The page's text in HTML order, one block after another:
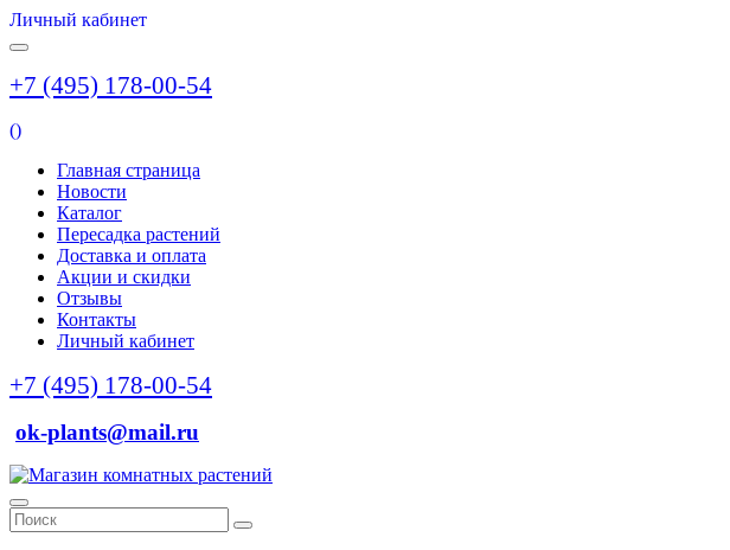
Личный кабинет
+7 (495) 178-00-54
()
Главная страница
Новости
Каталог
Пересадка растений
Доставка и оплата
Акции и скидки
Отзывы
Контакты
Личный кабинет
+7 (495) 178-00-54
ok-plants@mail.ru